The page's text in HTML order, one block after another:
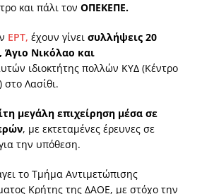
και πάλι τον ΟΠΕΚΕΠΕ.
ΕΡΤ, έχουν γίνει συλλήψεις 20
Νικόλαο και
ιδιοκτήτης πολλών ΚΥΔ (Κέντρο
Λασίθι.
μεγάλη επιχείρηση μέσα σε
, με εκτεταμένες έρευνες σε
την υπόθεση.
το Τμήμα Αντιμετώπισης
Κρήτης της ΔΑΟΕ, με στόχο την